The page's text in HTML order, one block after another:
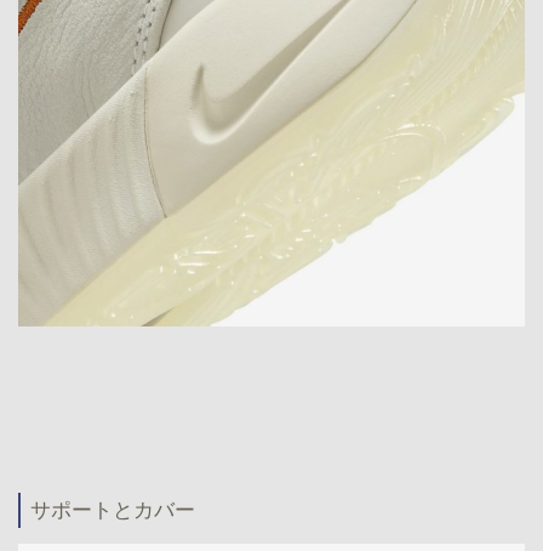
サポートとカバー